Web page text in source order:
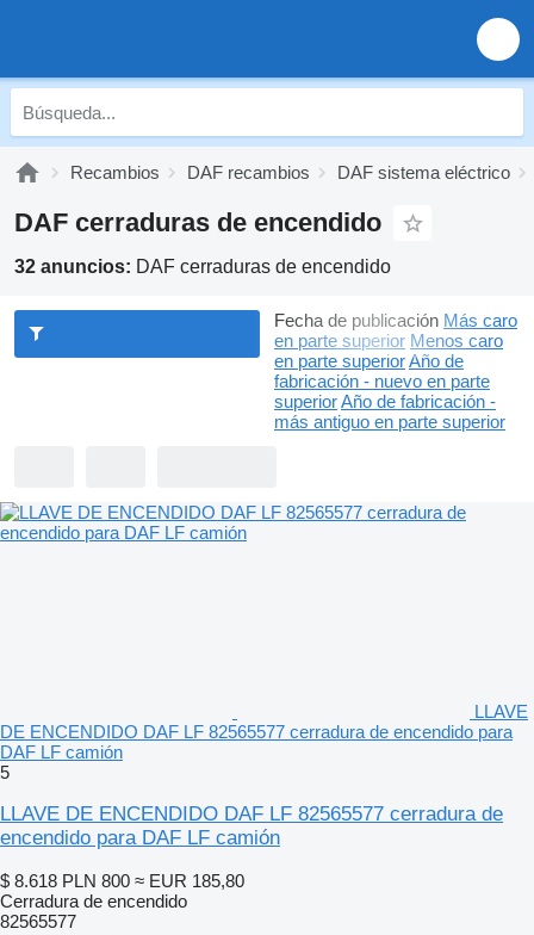
Recambios DAF recambios DAF sistema eléctrico
DAF cerraduras de encendido
32 anuncios: DAF cerraduras de encendido
Fecha de publicación Más caro
en parte superior Menos caro
en parte superiorAño de
fabricación - nuevo en parte
superiorAño de fabricación -
más antiguo en parte superior
LLAVE
DE ENCENDIDO DAF LF 82565577 cerradura de encendido para
DAF LF camión
5
LLAVE DE ENCENDIDO DAF LF 82565577 cerradura de
encendido para DAF LF camión
$ 8.618 PLN 800 ≈ EUR 185,80
Cerradura de encendido
82565577